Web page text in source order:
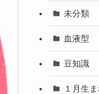
未分類
血液型
豆知識
１月生